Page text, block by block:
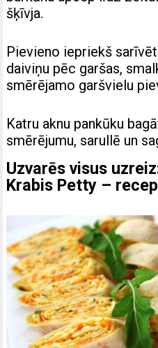
šķīvja.
Pievieno iepriekš
daiviņu pēc garšas,
smērējamo garšvielu
Katru aknu pankūku
smērējumu, sarullē un
Uzvarēs visus
Krabis Petty –